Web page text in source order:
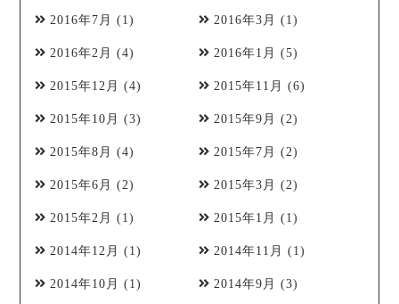
2016年7月 (1) 2016年3月 (1)
2016年2月 (4) 2016年1月 (5)
2015年12月 (4) 2015年11月 (6)
2015年10月 (3) 2015年9月 (2)
2015年8月 (4) 2015年7月 (2)
2015年6月 (2) 2015年3月 (2)
2015年2月 (1) 2015年1月 (1)
2014年12月 (1) 2014年11月 (1)
2014年10月 (1) 2014年9月 (3)